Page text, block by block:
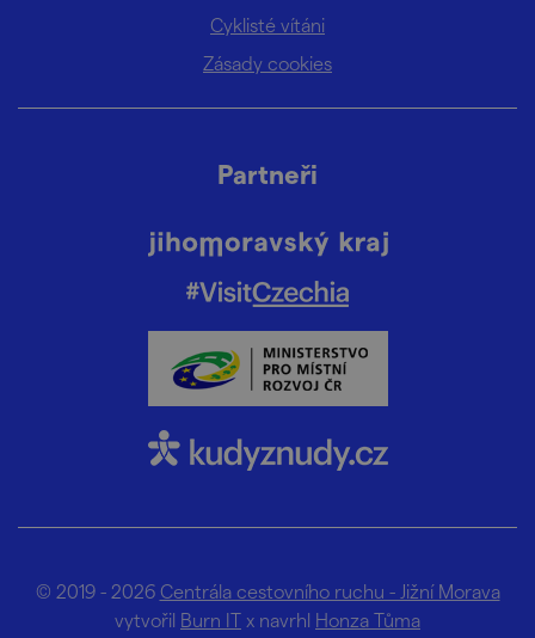
Cyklisté vítáni
Zásady cookies
Partneři
© 2019 - 2026 Centrála cestovního ruchu - Jižní Morava
vytvořil Burn IT x navrhl Honza Tůma